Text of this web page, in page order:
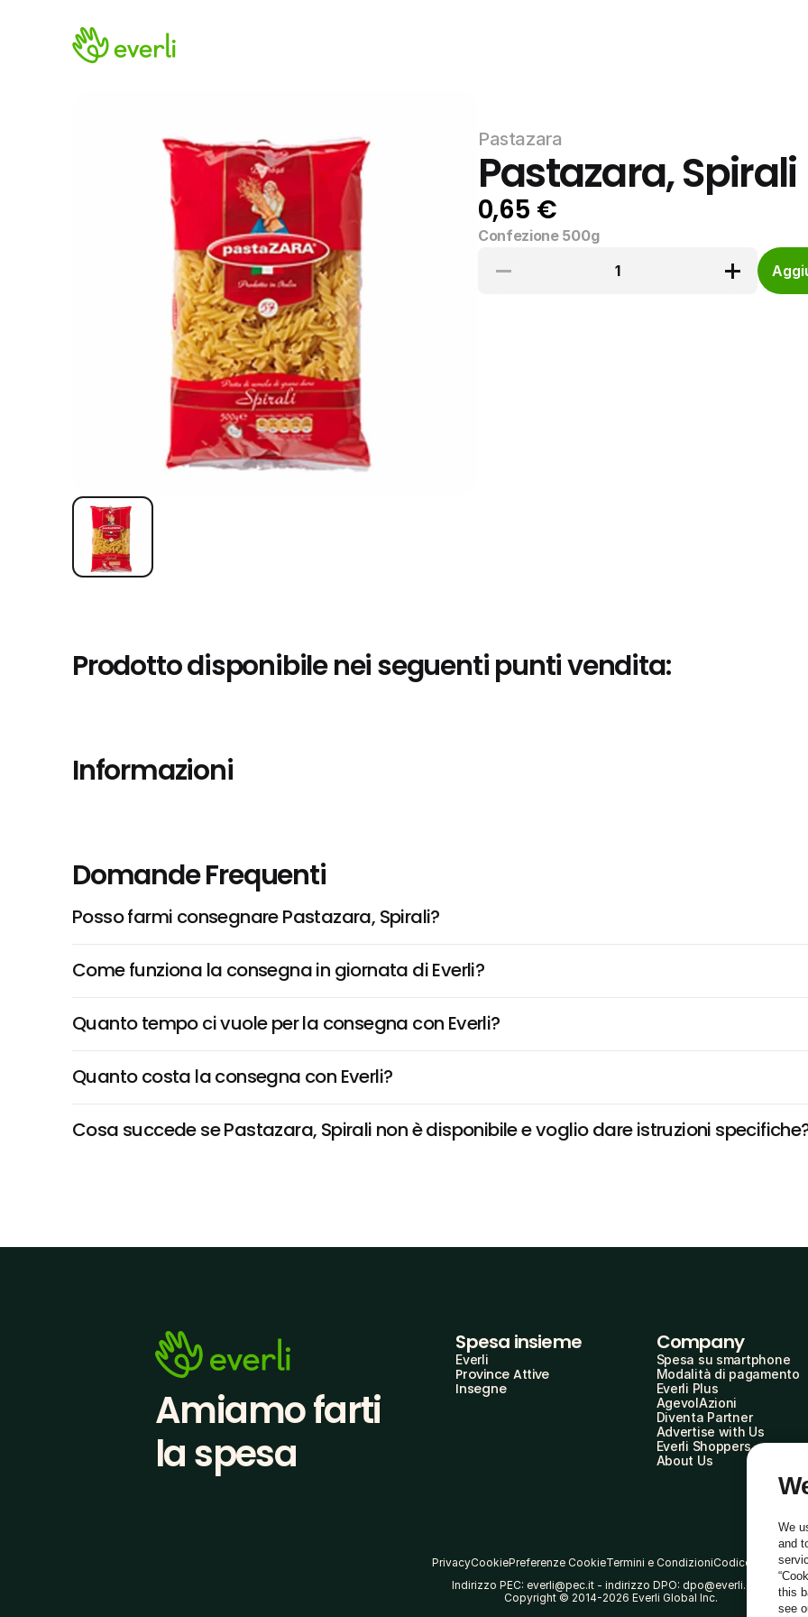
Pastazara
Pastazara, Spirali
0,65 €
Confezione 500g
1
Prodotto disponibile nei seguenti punti vendita:
Informazioni
Domande Frequenti
Posso farmi consegnare Pastazara, Spirali?
Come funziona la consegna in giornata di Everli?
Quanto tempo ci vuole per la consegna con Everli?
Quanto costa la consegna con Everli?
Cosa succede se Pastazara, Spirali non è disponibile e voglio dare istruzioni
Amiamo farti
la spesa
Spesa insieme
Everli
Province Attive
Insegne
Company
Spesa su smartphone
Modalità di pagamento
Everli Plus
AgevolAzioni
Diventa Partner
Advertise with Us
Everli Shoppers
About Us
PrivacyCookiePreferenze CookieTermini e CondizioniCodice Etico
Indirizzo PEC: everli@pec.it - indirizzo DPO: dpo@everli.com
Copyright © 2014-2026 Everli Global Inc.
We
and
this
see